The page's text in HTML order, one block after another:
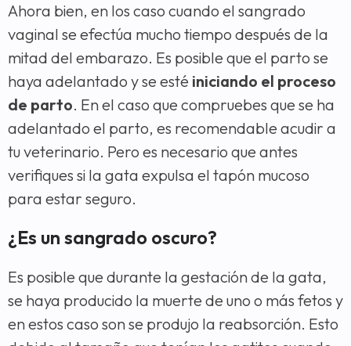
Ahora bien, en los caso cuando el sangrado
vaginal se efectúa mucho tiempo después de la
mitad del embarazo. Es posible que el parto se
haya adelantado y se esté iniciando el proceso
de parto. En el caso que compruebes que se ha
adelantado el parto, es recomendable acudir a
tu veterinario. Pero es necesario que antes
verifiques si la gata expulsa el tapón mucoso
para estar seguro.
¿Es un sangrado oscuro?
Es posible que durante la gestación de la gata,
se haya producido la muerte de uno o más fetos y
en estos caso son se produjo la reabsorción. Esto